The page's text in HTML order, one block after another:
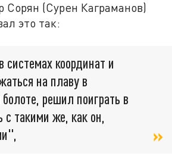
Сорян (Сурен Каграманов)
это так:
системах координат и
на плаву в
решил поиграть в
с такими же, как он,